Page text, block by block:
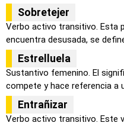
Sobretejer
Verbo activo transitivo. Esta
encuentra desusada, se
Estrelluela
Sustantivo femenino. El
compete y hace referencia a
Entrañizar
Verbo activo transitivo. Este